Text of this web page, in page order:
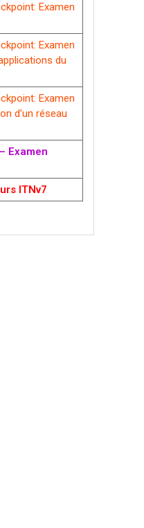
Examen
Examen
du
Examen
d’un réseau
Examen
ITNv7